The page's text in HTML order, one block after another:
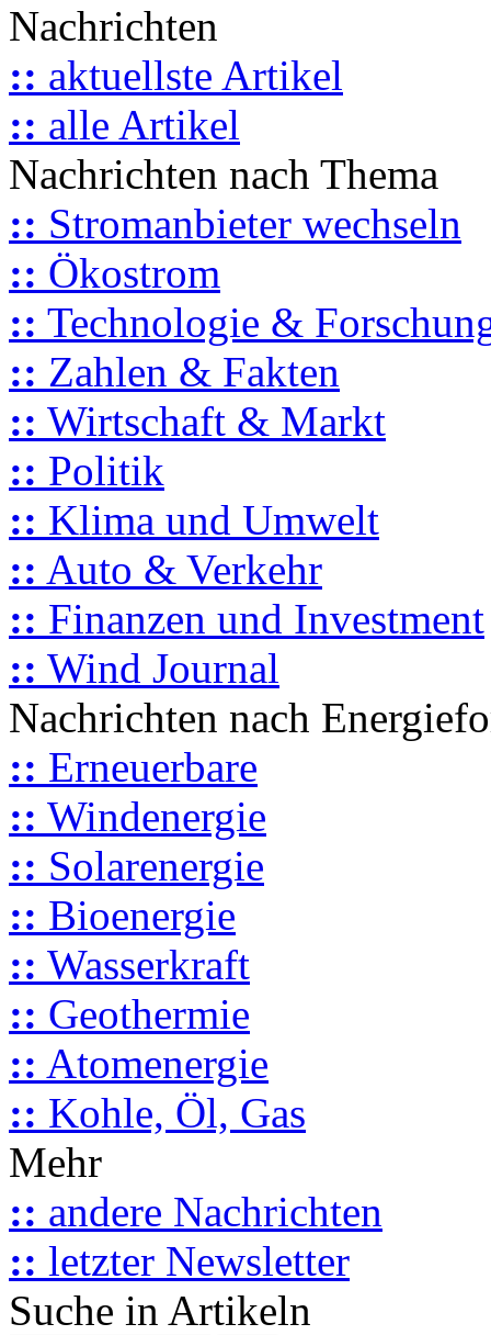
Nachrichten
:: aktuellste Artikel
:: alle Artikel
Nachrichten nach Thema
:: Stromanbieter wechseln
:: Ökostrom
:: Technologie &
:: Zahlen & Fakten
:: Wirtschaft & Markt
:: Politik
:: Klima und Umwelt
:: Auto & Verkehr
:: Finanzen und Investment
:: Wind Journal
Nachrichten nach
:: Erneuerbare
:: Windenergie
:: Solarenergie
:: Bioenergie
:: Wasserkraft
:: Geothermie
:: Atomenergie
:: Kohle, Öl, Gas
Mehr
:: andere Nachrichten
:: letzter Newsletter
Suche in Artikeln